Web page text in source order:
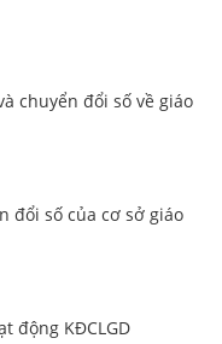
chuyển đổi số về giáo
đổi số của cơ sở giáo
động KĐCLGD